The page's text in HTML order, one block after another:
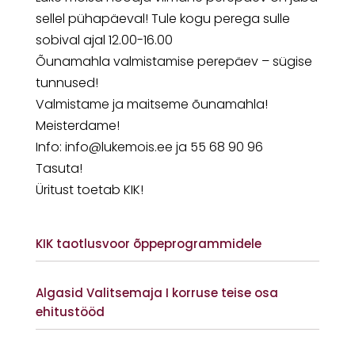
sellel pühapäeval! Tule kogu perega sulle
sobival ajal 12.00-16.00
Õunamahla valmistamise perepäev – sügise
tunnused!
Valmistame ja maitseme õunamahla!
Meisterdame!
Info: info@lukemois.ee ja 55 68 90 96
Tasuta!
Üritust toetab KIK!
KIK taotlusvoor õppeprogrammidele
Algasid Valitsemaja I korruse teise osa
ehitustööd